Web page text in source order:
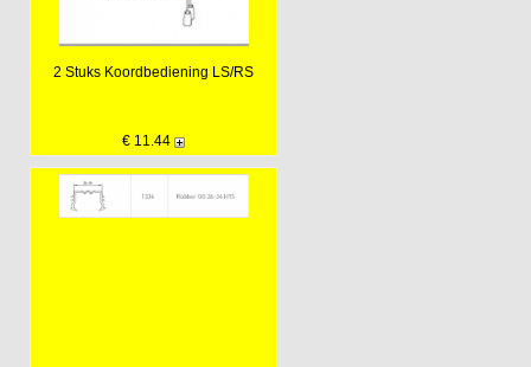
2 Stuks Koordbediening LS/RS
€ 11.44